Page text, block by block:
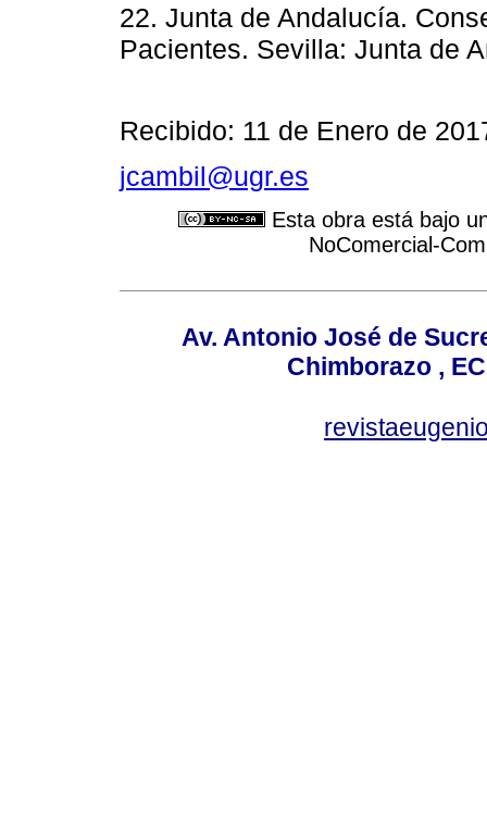
22. Junta de Andalucía.
Pacientes. Sevilla: Junta de
Recibido: 11 de Enero de
jcambil@ugr.es
Esta obra está bajo
NoComercial-
Av. Antonio José de
Chimborazo ,